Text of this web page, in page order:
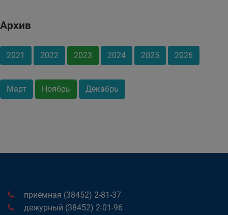
Архив
2021 2022 2023 2024 2025 2026
Март Ноябрь Декабрь
приёмная (38452) 2-81-37
дежурный (38452) 2-01-96